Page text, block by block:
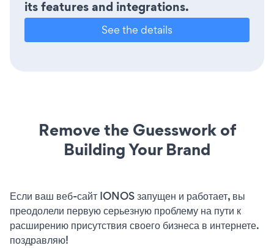
its features and integrations.
See the details
Remove the Guesswork of
Building Your Brand
Если ваш веб-сайт IONOS запущен и работает, вы
преодолели первую серьезную проблему на пути к
расширению присутствия своего бизнеса в интернете.
поздравляю!